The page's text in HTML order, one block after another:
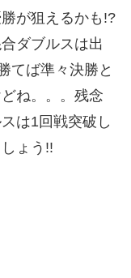
が狙えるかも!?
ダブルスは出
てば準々決勝と
ね。。。残念
は1回戦突破し
ょう!!